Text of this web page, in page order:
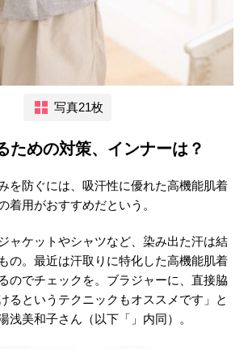
写真21枚
ための対策、インナーは？
を防ぐには、吸汗性に優れた高機能肌着
着用がおすすめだという。
ャケットやシャツなど、染み出た汗は結
の。最近は汗取りに特化した高機能肌着
のでチェックを。ブラジャーに、直接脇
るというテクニックもオススメです」と
浅美和子さん（以下「」内同）。